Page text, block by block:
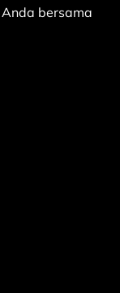
bersama